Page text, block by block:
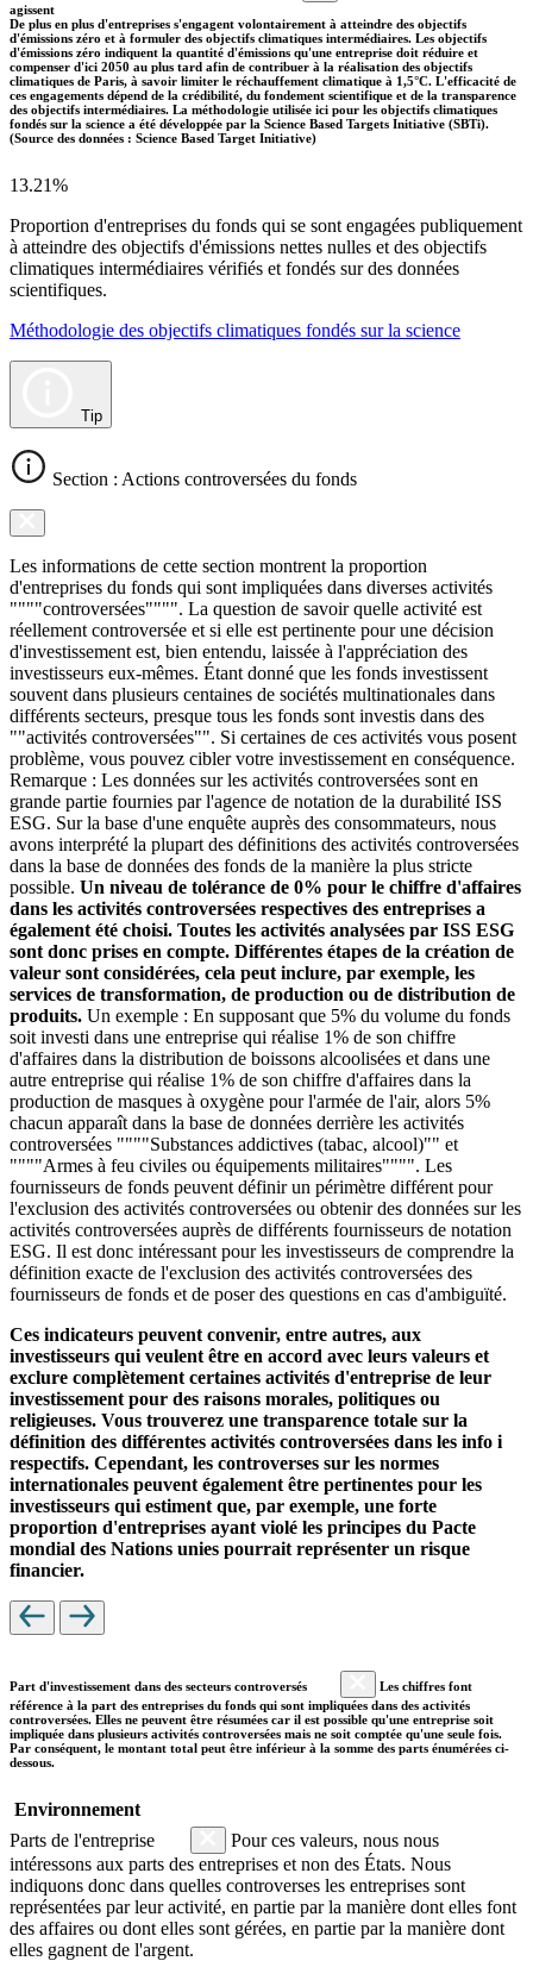
agissent
De plus en plus d'entreprises s'engagent volontairement à atteindre des objectifs
d'émissions zéro et à formuler des objectifs climatiques intermédiaires. Les objectifs
d'émissions zéro indiquent la quantité d'émissions qu'une entreprise doit réduire et
compenser d'ici 2050 au plus tard afin de contribuer à la réalisation des objectifs
climatiques de Paris, à savoir limiter le réchauffement climatique à 1,5°C. L'efficacité de
ces engagements dépend de la crédibilité, du fondement scientifique et de la transparence
des objectifs intermédiaires. La méthodologie utilisée ici pour les objectifs climatiques
fondés sur la science a été développée par la Science Based Targets Initiative (SBTi).
(Source des données : Science Based Target Initiative)
13.21%
Proportion d'entreprises du fonds qui se sont engagées publiquement
à atteindre des objectifs d'émissions nettes nulles et des objectifs
climatiques intermédiaires vérifiés et fondés sur des données
scientifiques.
Méthodologie des objectifs climatiques fondés sur la science
Tip
Section : Actions controversées du fonds
Les informations de cette section montrent la proportion
d'entreprises du fonds qui sont impliquées dans diverses activités
""""controversées"""". La question de savoir quelle activité est
réellement controversée et si elle est pertinente pour une décision
d'investissement est, bien entendu, laissée à l'appréciation des
investisseurs eux-mêmes. Étant donné que les fonds investissent
souvent dans plusieurs centaines de sociétés multinationales dans
différents secteurs, presque tous les fonds sont investis dans des
""activités controversées"". Si certaines de ces activités vous posent
problème, vous pouvez cibler votre investissement en conséquence.
Remarque : Les données sur les activités controversées sont en
grande partie fournies par l'agence de notation de la durabilité ISS
ESG. Sur la base d'une enquête auprès des consommateurs, nous
avons interprété la plupart des définitions des activités controversées
dans la base de données des fonds de la manière la plus stricte
possible. Un niveau de tolérance de 0% pour le chiffre d'affaires
dans les activités controversées respectives des entreprises a
également été choisi. Toutes les activités analysées par ISS ESG
sont donc prises en compte. Différentes étapes de la création de
valeur sont considérées, cela peut inclure, par exemple, les
services de transformation, de production ou de distribution de
produits. Un exemple : En supposant que 5% du volume du fonds
soit investi dans une entreprise qui réalise 1% de son chiffre
d'affaires dans la distribution de boissons alcoolisées et dans une
autre entreprise qui réalise 1% de son chiffre d'affaires dans la
production de masques à oxygène pour l'armée de l'air, alors 5%
chacun apparaît dans la base de données derrière les activités
controversées """"Substances addictives (tabac, alcool)"" et
""""Armes à feu civiles ou équipements militaires"""". Les
fournisseurs de fonds peuvent définir un périmètre différent pour
l'exclusion des activités controversées ou obtenir des données sur les
activités controversées auprès de différents fournisseurs de notation
ESG. Il est donc intéressant pour les investisseurs de comprendre la
définition exacte de l'exclusion des activités controversées des
fournisseurs de fonds et de poser des questions en cas d'ambiguïté.
Ces indicateurs peuvent convenir, entre autres, aux
investisseurs qui veulent être en accord avec leurs valeurs et
exclure complètement certaines activités d'entreprise de leur
investissement pour des raisons morales, politiques ou
religieuses. Vous trouverez une transparence totale sur la
définition des différentes activités controversées dans les info i
respectifs. Cependant, les controverses sur les normes
internationales peuvent également être pertinentes pour les
investisseurs qui estiment que, par exemple, une forte
proportion d'entreprises ayant violé les principes du Pacte
mondial des Nations unies pourrait représenter un risque
financier.
Part d'investissement dans des secteurs controversés
Les chiffres font
référence à la part des entreprises du fonds qui sont impliquées dans des activités
controversées. Elles ne peuvent être résumées car il est possible qu'une entreprise soit
impliquée dans plusieurs activités controversées mais ne soit comptée qu'une seule fois.
Par conséquent, le montant total peut être inférieur à la somme des parts énumérées ci-
dessous.
Environnement
Parts de l'entreprise
Pour ces valeurs, nous nous
intéressons aux parts des entreprises et non des États. Nous
indiquons donc dans quelles controverses les entreprises sont
représentées par leur activité, en partie par la manière dont elles font
des affaires ou dont elles sont gérées, en partie par la manière dont
elles gagnent de l'argent.